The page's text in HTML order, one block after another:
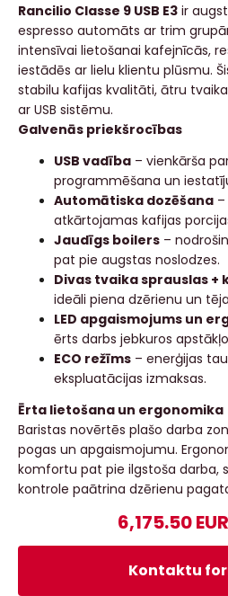
Rancilio Classe 9 USB E3 ir
espresso automāts ar trim
intensīvai lietošanai kafejnīcās,
iestādēs ar lielu klientu plūsmu.
stabilu kafijas kvalitāti, ātru
ar USB sistēmu.
Galvenās priekšrocības
USB vadība – vienkārša
programmēšana un
Automātiska dozēšana
atkārtojamas kafijas
Jaudīgs boilers –
pat pie augstas noslodzes.
Divas tvaika sprauslas +
ideāli piena dzērienu un
LED apgaismojums un
ērts darbs jebkuros
ECO režīms – enerģijas
ekspluatācijas izmaksas.
Ērta lietošana un ergonomika
Baristas novērtēs plašo darba
pogas un apgaismojumu.
komfortu pat pie ilgstoša darba,
kontrole paātrina dzērienu
6,175.50
Kontaktu